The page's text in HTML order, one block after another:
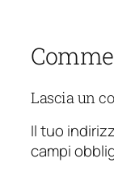
Lascia un
Il tuo
campi